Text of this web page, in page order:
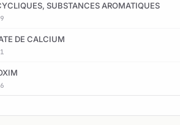
SUBSTANCES AROMATIQUES
DE CALCIUM